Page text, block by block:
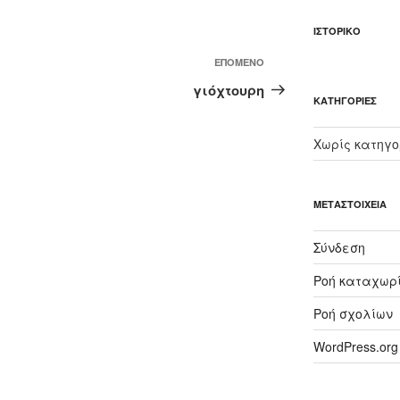
άρθρο
ΕΠΌΜΕΝΟ
γιόχτουρη
ΙΣΤΟΡΙΚΌ
KΑΤΗΓΟΡΊΕΣ
Χωρίς
ΜΕΤΑΣΤΟΙΧΕΊΑ
Σύνδεση
Ροή
Ροή σχολίων
WordPress.org